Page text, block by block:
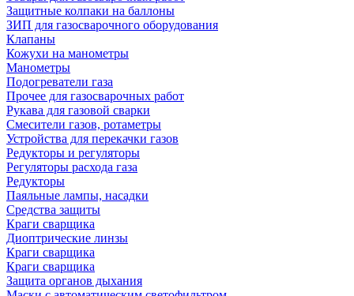
Защитные колпаки на баллоны
ЗИП для газосварочного оборудования
Клапаны
Кожухи на манометры
Манометры
Подогреватели газа
Прочее для газосварочных работ
Рукава для газовой сварки
Смесители газов, ротаметры
Устройства для перекачки газов
Редукторы и регуляторы
Регуляторы расхода газа
Редукторы
Паяльные лампы, насадки
Средства защиты
Краги сварщика
Диоптрические линзы
Краги сварщика
Краги сварщика
Защита органов дыхания